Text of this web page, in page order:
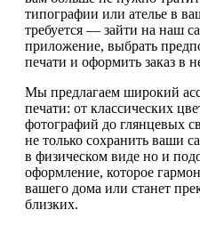
типографии или ателье в
требуется — зайти на наш
приложение, выбрать
печати и оформить заказ в
Мы предлагаем широкий
печати: от классических
фотографий до глянцевых
не только сохранить ваши
в физическом виде но и
оформление, которое
вашего дома или станет
близких.